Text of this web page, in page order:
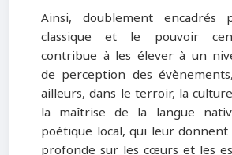
Ainsi, doublement
classique et le pouvoir
contribue à les élever à un
de perception des
ailleurs, dans le terroir, la
la maîtrise de la langue
poétique local, qui leur
profonde sur les cœurs et les